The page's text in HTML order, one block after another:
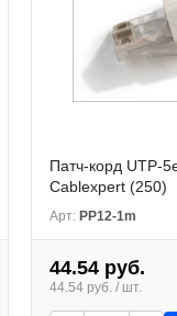
Патч-корд UTP-
Cablexpert (250)
Арт: PP12-1m
44.54 руб.
44.54 руб. / шт.